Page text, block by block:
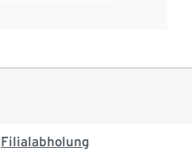
Filialabholung